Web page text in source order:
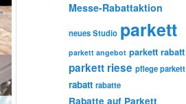
Messe-Rabattaktion
neues Studio parkett
parkett angebot parkett rabatt
parkett riese pflege parkett
rabatt rabatte
Rabatte auf Parkett